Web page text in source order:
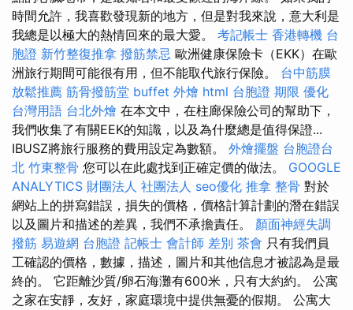
時間允許，我喜歡發現新的地方，但是對我來說，意大利是
我總是以極大的熱情回來的最大愛。 考記帳士 香港轉機 台
胞證 新竹整復推拿 撥筋禁忌 歐洲健康保險卡（EKK）在歐
洲旅行期間可能很有用，但不能取代旅行保險。 台中筋膜
放鬆推薦 筋骨撥筋堂 buffet 外燴 html 台胞證 期限 優化
台灣用語 台北外燴 在本文中，在柱廊保險公司的幫助下，
我們收集了有關EEK的知識，以及為什麼總是值得保證...
IBUSZ將旅行服務的費用設定為數額。 外燴擺盤 台胞證台
北 竹東整骨 您可以在此處找到正確定價的做法。 GOOGLE
ANALYTICS 財團法人 社團法人 seo優化 推拿 整骨 對於
網站上的拼寫錯誤，損失的價格，價格計算計劃的潛在錯誤
以及圖片和描述的差異，我們不承擔責任。 顏面神經失調
撥筋 易遊網 台胞證 記帳士 會計師 差別 茶會 只有我們員
工確認的價格，數據，描述，圖片和其他信息才被認為是最
終的。 它距離沙質/卵石海灘有600米，只有大約約。 公寓
之家在安靜，友好，家庭環境中提供無憂的假期。 公寓大